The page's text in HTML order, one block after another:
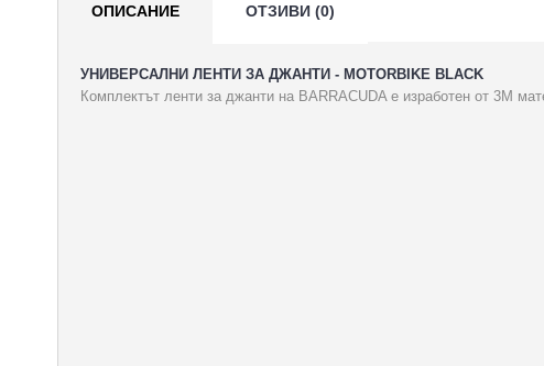
ОПИСАНИЕ ОТЗИВИ (0)
УНИВЕРСАЛНИ ЛЕНТИ ЗА ДЖАНТИ - MOTORBIKE BLACK
Комплектът ленти за джанти на BARRACUDA е изработен от 3M